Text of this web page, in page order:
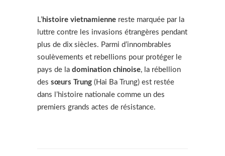
L’histoire vietnamienne reste marquée par la
luttre contre les invasions étrangères pendant
plus de dix siècles. Parmi d’innombrables
soulèvements et rebellions pour protéger le
pays de la domination chinoise, la rébellion
des sœurs Trung (Hai Ba Trung) est restée
dans l’histoire nationale comme un des
premiers grands actes de résistance.